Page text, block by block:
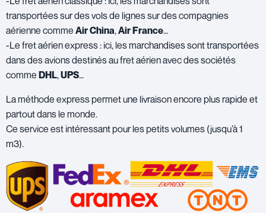
transportées sur des vols de lignes sur des compagnies
aérienne comme Air China,Air France…
-Le fret aérien express : ici, les marchandises sont transportées
dans des avions destinés au fret aérien avec des sociétés
comme DHL,UPS…
La méthode express permet une livraison encore plus rapide et
partout dans le monde.
Ce service est intéressant pour les petits volumes (jusqu’à 1
m3).